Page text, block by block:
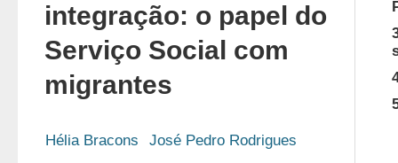
integração: o papel do
Serviço Social com
migrantes
Hélia Bracons
José Pedro Rodrigues